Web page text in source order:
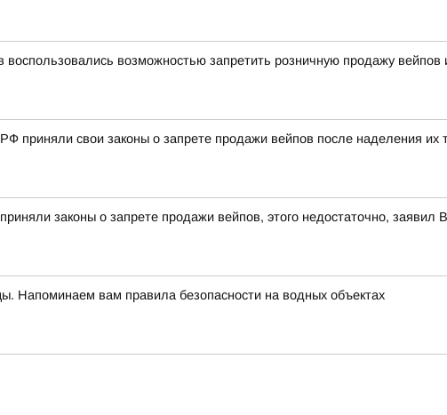
воспользовались возможностью запретить розничную продажу
РФ приняли свои законы о запрете продажи вейпов после наделения
законы о запрете продажи вейпов, этого недостаточно, заявил
Напоминаем вам правила безопасности на водных объектах